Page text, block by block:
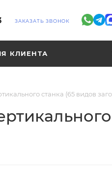
ЗАКАЗАТЬ ЗВОНОК
КЛИЕНТА
станка (65 видов